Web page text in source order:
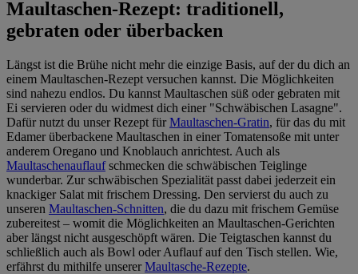
Maultaschen-Rezept: traditionell,
gebraten oder überbacken
Längst ist die Brühe nicht mehr die einzige Basis, auf der du dich an
einem Maultaschen-Rezept versuchen kannst. Die Möglichkeiten
sind nahezu endlos. Du kannst Maultaschen süß oder gebraten mit
Ei servieren oder du widmest dich einer "Schwäbischen Lasagne".
Dafür nutzt du unser Rezept fürMaultaschen-Gratin, für das du mit
Edamer überbackene Maultaschen in einer Tomatensoße mit unter
anderem Oregano und Knoblauch anrichtest. Auch als
Maultaschenauflaufschmecken die schwäbischen Teiglinge
wunderbar. Zur schwäbischen Spezialität passt dabei jederzeit ein
knackiger Salat mit frischem Dressing. Den servierst du auch zu
unseren Maultaschen-Schnitten, die du dazu mit frischem Gemüse
zubereitest – womit die Möglichkeiten an Maultaschen-Gerichten
aber längst nicht ausgeschöpft wären. Die Teigtaschen kannst du
schließlich auch als Bowl oder Auflauf auf den Tisch stellen. Wie,
erfährst du mithilfe unsererMaultasche-Rezepte.